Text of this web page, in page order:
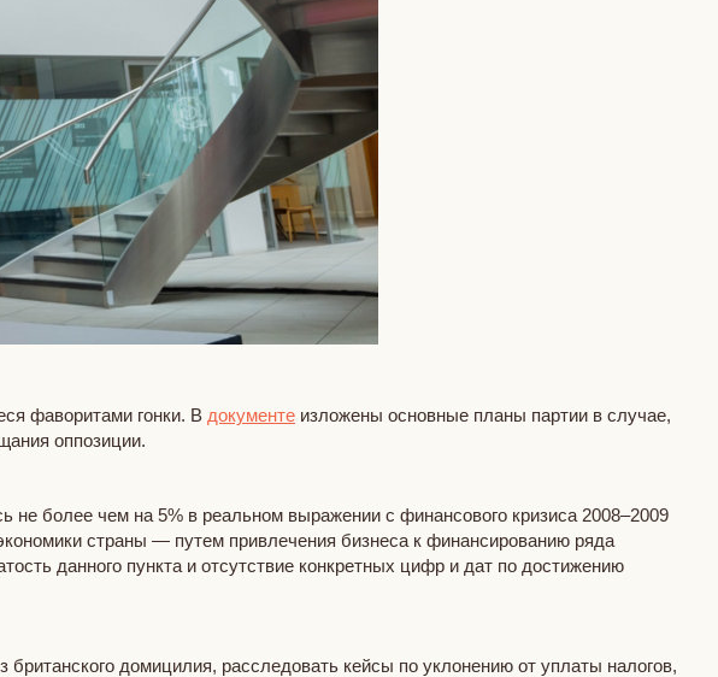
фаворитами гонки. В документе изложены основные планы партии в случае,
оппозиции.
не более чем на 5% в реальном выражении с финансового кризиса 2008–2009
страны — путем привлечения бизнеса к финансированию ряда
данного пункта и отсутствие конкретных цифр и дат по достижению
домицилия, расследовать кейсы по уклонению от уплаты налогов,